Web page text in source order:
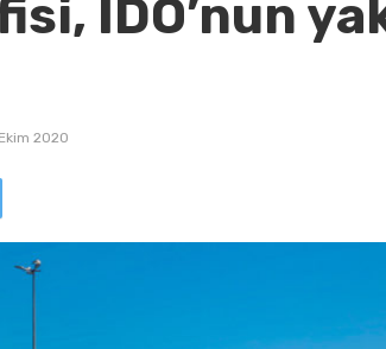
İDO’nun
2020